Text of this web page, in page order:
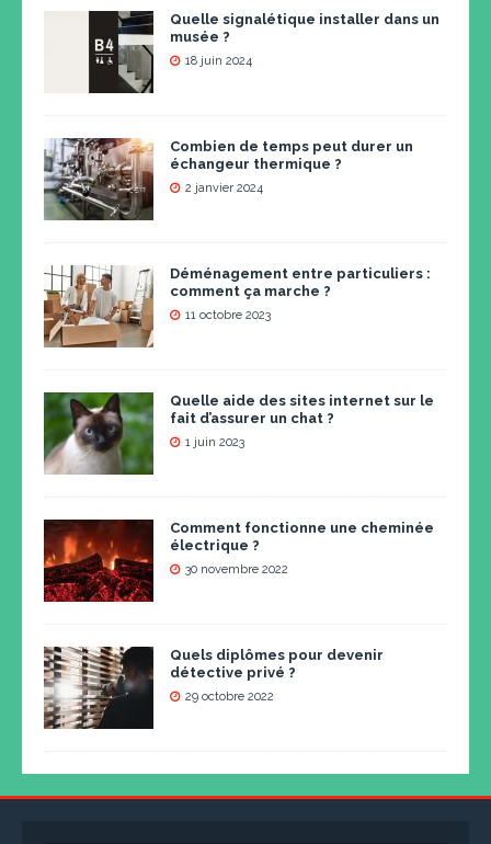
Quelle signalétique installer dans un
musée ?
18 juin 2024
Combien de temps peut durer un
échangeur thermique ?
2 janvier 2024
Déménagement entre particuliers :
comment ça marche ?
11 octobre 2023
Quelle aide des sites internet sur le
fait d’assurer un chat ?
1 juin 2023
Comment fonctionne une cheminée
électrique ?
30 novembre 2022
Quels diplômes pour devenir
détective privé ?
29 octobre 2022